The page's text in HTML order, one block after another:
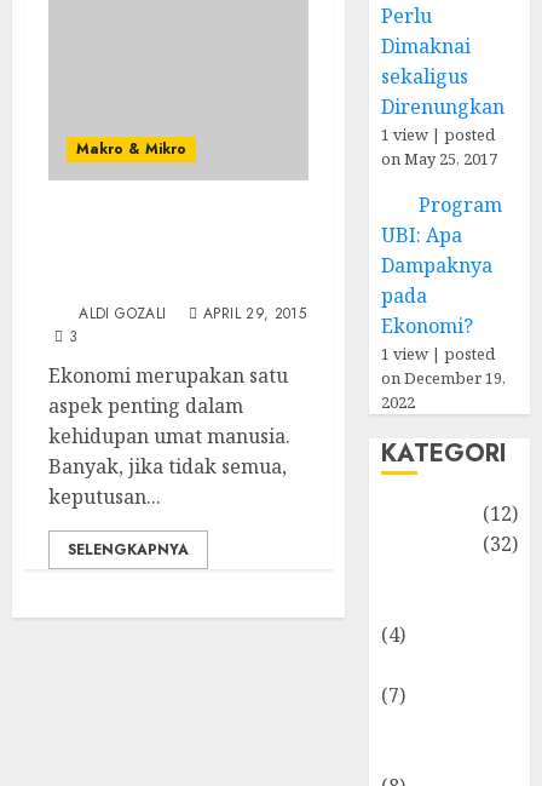
Makro & Mikro
ALDI GOZALI
APRIL 29, 2015
3
Ekonomi merupakan satu
aspek penting dalam
kehidupan umat manusia.
Banyak, jika tidak semua,
keputusan...
SELENGKAPNYA
Perlu
Dimaknai
sekaligus
Direnungkan
1 view |posted
on May 25, 2017
Program
UBI: Apa
Dampaknya
pada
Ekonomi?
1 view |posted
on December 19,
2022
KATEGORI
(12)
(32)
(4)
(7)